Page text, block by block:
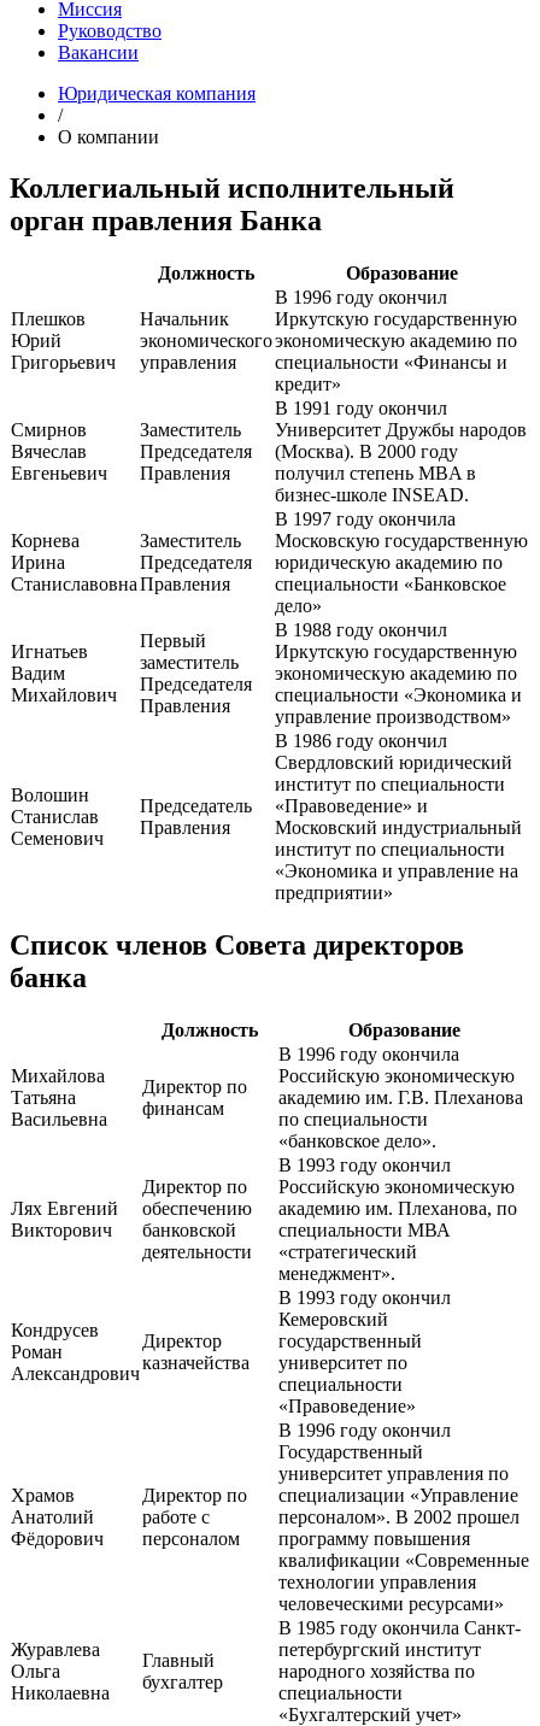
Миссия
Руководство
Вакансии
Юридическая компания
/
О компании
Коллегиальный исполнительный
орган правления Банка
Должность Образование
Плешков
Юрий
Григорьевич
Начальник
экономического
управления
В 1996 году окончил
Иркутскую государственную
экономическую академию по
специальности «Финансы и
кредит»
Смирнов
Вячеслав
Евгеньевич
Заместитель
Председателя
Правления
В 1991 году окончил
Университет Дружбы народов
(Москва). В 2000 году
получил степень MBA в
бизнес-школе INSEAD.
Корнева
Ирина
Станиславовна
Заместитель
Председателя
Правления
В 1997 году окончила
Московскую государственную
юридическую академию по
специальности «Банковское
дело»
Игнатьев
Вадим
Михайлович
Первый
заместитель
Председателя
Правления
В 1988 году окончил
Иркутскую государственную
экономическую академию по
специальности «Экономика и
управление производством»
Волошин
Станислав
Семенович
Председатель
Правления
В 1986 году окончил
Свердловский юридический
институт по специальности
«Правоведение» и
Московский индустриальный
институт по специальности
«Экономика и управление на
предприятии»
Список членов Совета директоров
банка
Должность Образование
Михайлова
Татьяна
Васильевна
Директор по
финансам
В 1996 году окончила
Российскую экономическую
академию им. Г.В. Плеханова
по специальности
«банковское дело».
Лях Евгений
Викторович
Директор по
обеспечению
банковской
деятельности
В 1993 году окончил
Российскую экономическую
академию им. Плеханова, по
специальности МВА
«стратегический
менеджмент».
Кондрусев
Роман
Александрович
Директор
казначейства
В 1993 году окончил
Кемеровский
государственный
университет по
специальности
«Правоведение»
Храмов
Анатолий
Фёдорович
Директор по
работе с
персоналом
В 1996 году окончил
Государственный
университет управления по
специализации «Управление
персоналом». В 2002 прошел
программу повышения
квалификации «Современные
технологии управления
человеческими ресурсами»
Журавлева
Ольга
Николаевна
Главный
бухгалтер
В 1985 году окончила Санкт-
петербургский институт
народного хозяйства по
специальности
«Бухгалтерский учет»